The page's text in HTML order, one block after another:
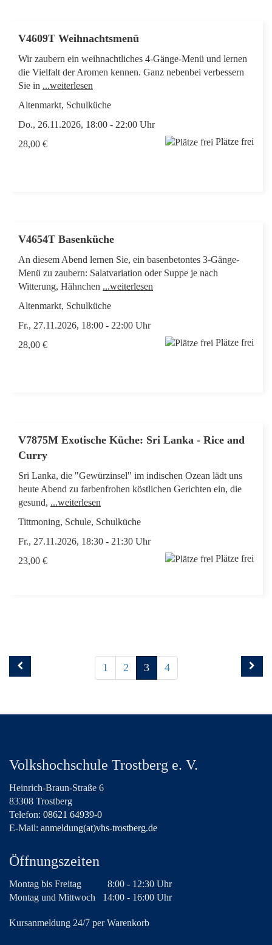
V4609T Weihnachtsmenü
Wir zaubern ein weihnachtliches 4-Gänge-Menü und lernen
die Vielfalt der Aromen kennen. Ganz nebenbei verbessern
Sie in ...weiterlesen
Altenmarkt, Schulküche
Do., 26.11.2026, 18:00 - 22:00 Uhr
28,00 €
Plätze frei
V4654T Basenküche
An diesem Abend lernen Sie, ein basenbetontes 3-Gänge-
Menü zu zaubern: Salatvariation oder Suppe je nach
Witterung, Hähnchen ...weiterlesen
Altenmarkt, Schulküche
Fr., 27.11.2026, 18:00 - 22:00 Uhr
28,00 €
Plätze frei
V7875M Exotische Küche: Sri Lanka - Rice and
Curry
Sri Lanka, die "Gewürzinsel" im indischen Ozean lädt uns
heute Abend zu farbenfrohen köstlichen Gerichten ein, die
gesund, ...weiterlesen
Tittmoning, Schule, Schulküche
Fr., 27.11.2026, 18:30 - 21:30 Uhr
23,00 €
Plätze frei
1 2 3 4
Volkshochschule Trostberg e. V.
Heinrich-Braun-Straße 6
83308 Trostberg
Telefon: 08621 64939-0
E-Mail: anmeldung(at)vhs-trostberg.de
Öffnungszeiten
Montag bis Freitag
8:00 - 12:30 Uhr
Montag und Mittwoch 14:00 - 16:00 Uhr
Kursanmeldung 24/7 per Warenkorb